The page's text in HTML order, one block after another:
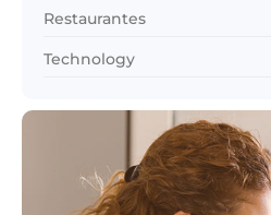
Restaurantes
Technology